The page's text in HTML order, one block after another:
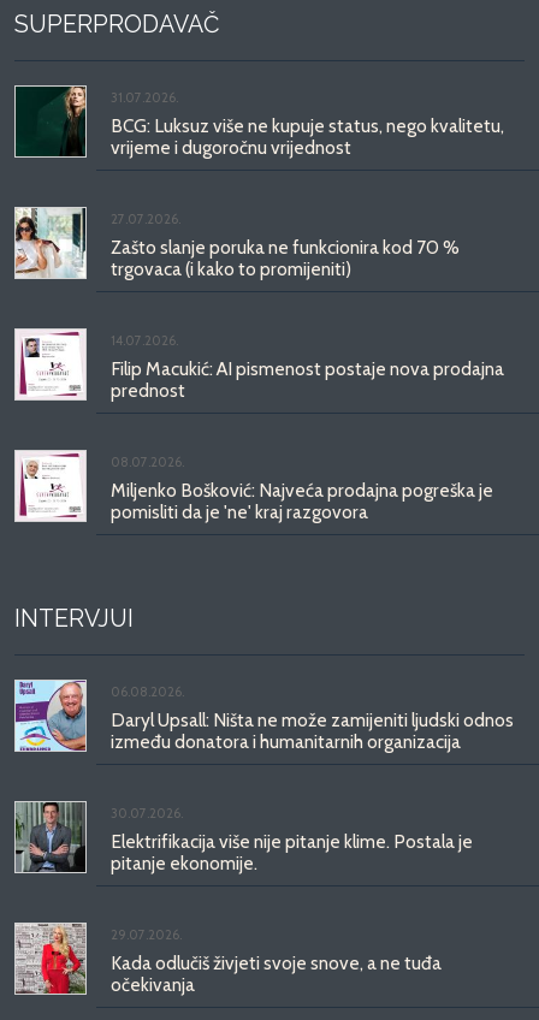
SUPERPRODAVAČ
31.07.2026.
BCG: Luksuz više ne kupuje status, nego kvalitetu,
vrijeme i dugoročnu vrijednost
27.07.2026.
Zašto slanje poruka ne funkcionira kod 70 %
trgovaca (i kako to promijeniti)
14.07.2026.
Filip Macukić: AI pismenost postaje nova prodajna
prednost
08.07.2026.
Miljenko Bošković: Najveća prodajna pogreška je
pomisliti da je 'ne' kraj razgovora
INTERVJUI
06.08.2026.
Daryl Upsall: Ništa ne može zamijeniti ljudski odnos
između donatora i humanitarnih organizacija
30.07.2026.
Elektrifikacija više nije pitanje klime. Postala je
pitanje ekonomije.
29.07.2026.
Kada odlučiš živjeti svoje snove, a ne tuđa
očekivanja